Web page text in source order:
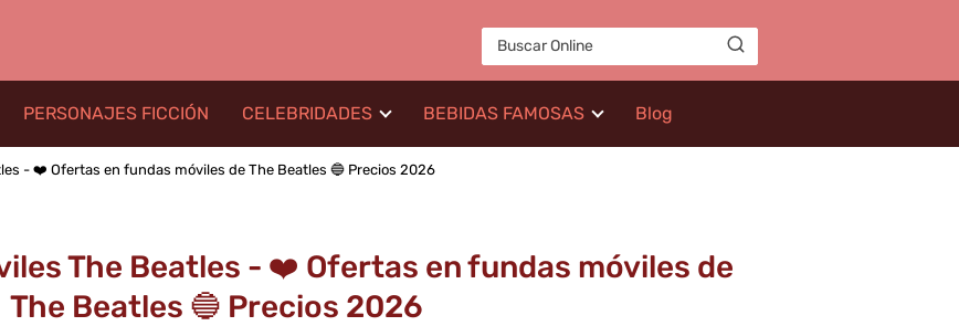
PERSONAJES FICCIÓN CELEBRIDADES BEBIDAS FAMOSAS Blog
- ❤️ Ofertas en fundas móviles de The Beatles 🔵 Precios 2026
The Beatles - ❤️ Ofertas en fundas móviles de
The Beatles 🔵 Precios 2026